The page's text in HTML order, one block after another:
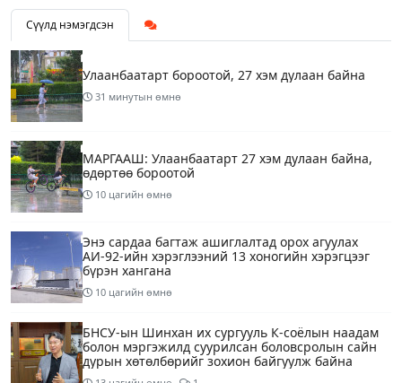
Сүүлд нэмэгдсэн
Улаанбаатарт бороотой, 27 хэм дулаан байна
31 минутын өмнө
МАРГААШ: Улаанбаатарт 27 хэм дулаан байна,
өдөртөө бороотой
10 цагийн өмнө
Энэ сардаа багтаж ашиглалтад орох агуулах
АИ-92-ийн хэрэглээний 13 хоногийн хэрэгцээг
бүрэн хангана
10 цагийн өмнө
БНСУ-ын Шинхан их сургууль К-соёлын наадам
болон мэргэжилд суурилсан боловсролын сайн
дурын хөтөлбөрийг зохион байгуулж байна